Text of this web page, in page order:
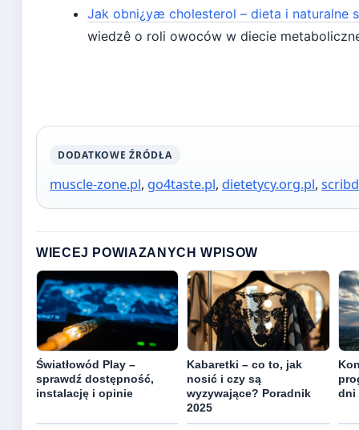
Jak obni¿yæ cholesterol – dieta i naturalne
wiedzê o roli owoców w diecie
DODATKOWE ŹRÓDŁA
muscle-zone.pl, go4taste.pl, dietetycy.org.pl,
WIECEJ POWIAZANYCH WPISOW
Światłowód Play –
sprawdź dostępność,
instalację i opinie
Kabaretki – co to, jak
nosić i czy są
wyzywające? Poradnik
2025
dni